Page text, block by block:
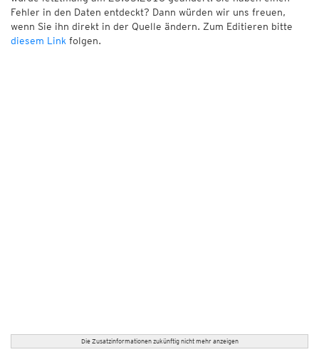
Fehler in den Daten entdeckt? Dann würden wir uns freuen,
wenn Sie ihn direkt in der Quelle ändern. Zum Editieren bitte
diesem Link folgen.
Die Zusatzinformationen zukünftig nicht mehr anzeigen